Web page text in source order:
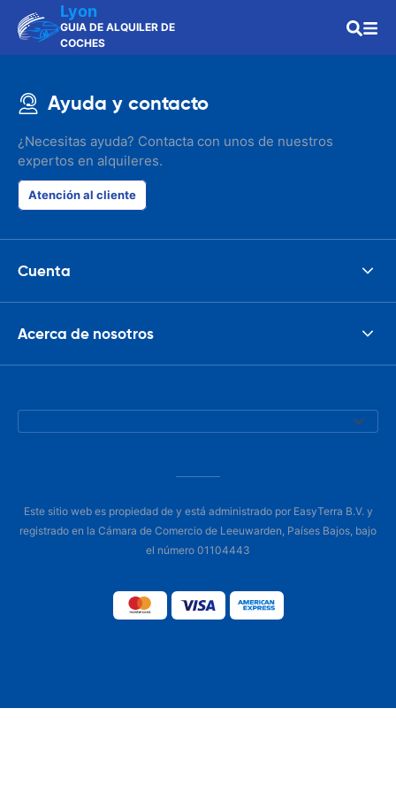
Lyon
GUIA DE ALQUILER DE
COCHES
Ayuda y contacto
¿Necesitas ayuda? Contacta con unos de nuestros
expertos en alquileres.
Atención al cliente
Cuenta
Acerca de nosotros
Este sitio web es propiedad de y está administrado por EasyTerra B.V. y
registrado en la Cámara de Comercio de Leeuwarden, Países Bajos, bajo
el número 01104443